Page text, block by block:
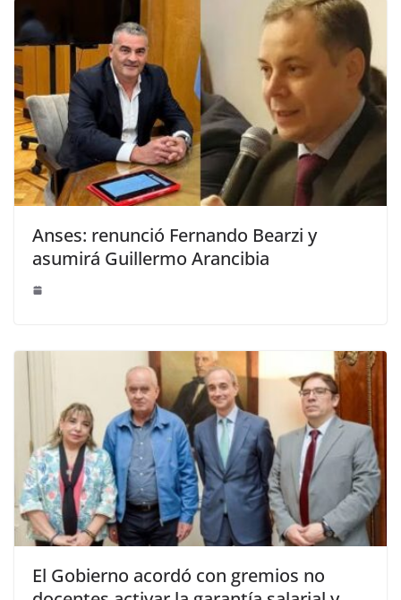
Anses: renunció Fernando Bearzi y
asumirá Guillermo Arancibia
El Gobierno acordó con gremios no